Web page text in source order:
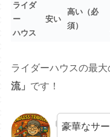
ライダ
ー
ハウス
安い
高い（必
須）
ライダーハウスの最大
流」 です！
豪華なサ